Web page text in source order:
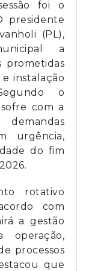
foi o
presidente
(PL),
a
prometidas
instalação
o
com a
urgência,
do fim
rotativo
com
a gestão
processos
que